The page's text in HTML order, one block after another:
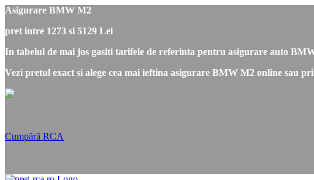
Asigurare BMW M2
pret intre 1273 si 5129 Lei
In tabelul de mai jos gasiti tarifele de referinta pentru asigurare auto
Vezi pretul exact si alege cea mai ieftina asigurare BMW M2 online sau
Cumpără RCA